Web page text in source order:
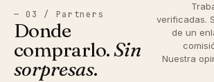
— 03 / Partners
Donde
comprarlo.Sin
sorpresas.
verificadas.
de un
Nuestra